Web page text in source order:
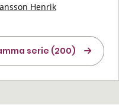
Henrik
serie (200)